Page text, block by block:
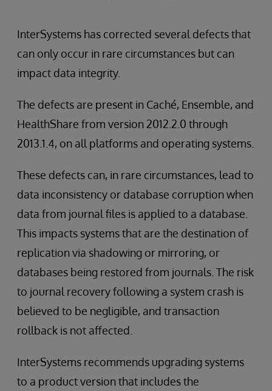
InterSystems has corrected several defects that
can only occur in rare circumstances but can
impact data integrity.
The defects are present in Caché, Ensemble, and
HealthShare from version 2012.2.0 through
2013.1.4, on all platforms and operating systems.
These defects can, in rare circumstances, lead to
data inconsistency or database corruption when
data from journal files is applied to a database.
This impacts systems that are the destination of
replication via shadowing or mirroring, or
databases being restored from journals. The risk
to journal recovery following a system crash is
believed to be negligible, and transaction
rollback is not affected.
InterSystems recommends upgrading systems
to a product version that includes the